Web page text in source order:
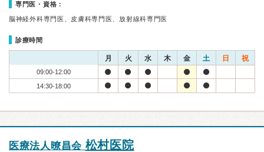
専門医・資格：
脳神経外科専門医、皮膚科専門医、放射線科専門医
診療時間
月 火 水 木 金 土 日 祝
09:00-12:00
14:30-18:00
医療法人暸昌会 松村医院